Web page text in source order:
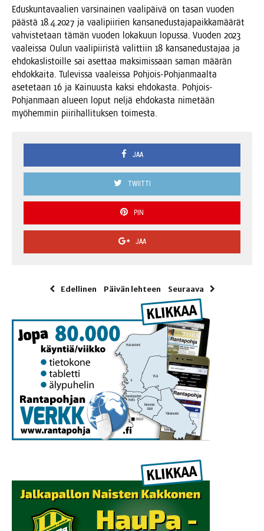
Edus­kun­ta­vaa­lien var­si­nai­nen vaa­li­päi­vä on tasan vuo­den
pääs­tä 18.4.2027 ja vaa­li­pii­rien kan­san­edus­ta­ja­paik­ka­mää­rät
vah­vis­te­taan tämän vuo­den loka­kuun lopus­sa. Vuo­den 2023
vaa­leis­sa Oulun vaa­li­pii­ris­tä valit­tiin 18 kan­san­edus­ta­jaa ja
ehdo­kas­lis­toil­le sai aset­taa mak­si­mis­saan saman mää­rän
ehdok­kai­ta. Tule­vis­sa vaa­leis­sa Poh­jois-Poh­jan­maal­ta
ase­te­taan 16 ja Kai­nuus­ta kak­si ehdo­kas­ta. Poh­jois-
Poh­jan­maan alu­een loput nel­jä ehdo­kas­ta nime­tään
myö­hem­min pii­ri­hal­li­tuk­sen toimesta.
JAA
TWIITTI
PIN
JAA
Edellinen Päivän lehteen Seuraava